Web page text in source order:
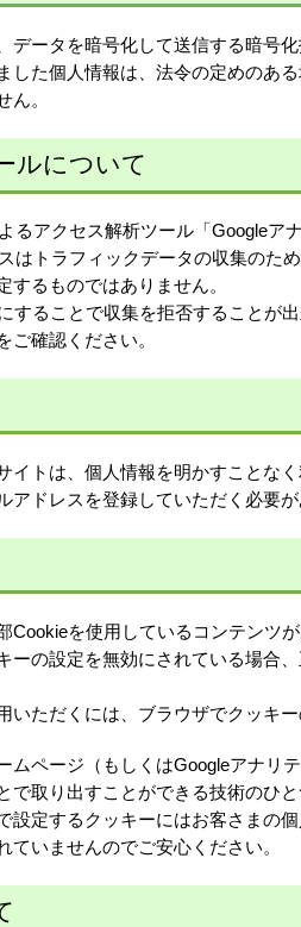
データを暗号化して送信する暗号
した個人情報は、法令の定めのあ
ん。
ルについて
るアクセス解析ツール「Googleア
はトラフィックデータの収集のた
するものではありません。
することで収集を拒否することが出
ご確認ください。
イトは、個人情報を明かすことな
アドレスを登録していただく必要が
Cookieを使用しているコンテンツが
ーの設定を無効にされている場合
いただくには、ブラウザでクッキ
ムページ（もしくはGoogleアナ
で取り出すことができる技術のひと
設定するクッキーにはお客さまの
ていませんのでご安心ください。